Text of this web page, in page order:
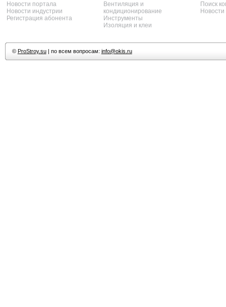
Новости портала
Новости индустрии
Регистрация абонента
Вентиляция и
кондиционирование
Инструменты
Изоляция и клеи
Поиск
© ProStroy.su| по всем вопросам: info@okis.ru